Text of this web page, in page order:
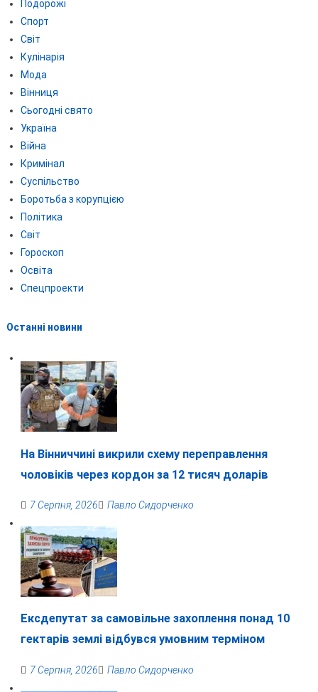
Подорожі
Спорт
Світ
Кулінарія
Мода
Вінниця
Сьогодні свято
Україна
Війна
Кримінал
Суспільство
Боротьба з корупцією
Політика
Світ
Гороскоп
Освіта
Спецпроекти
Останні новини
На Вінниччині викрили схему переправлення
чоловіків через кордон за 12 тисяч доларів
7 Серпня, 2026 Павло Сидорченко
Ексдепутат за самовільне захоплення понад 10
гектарів землі відбувся умовним терміном
7 Серпня, 2026 Павло Сидорченко